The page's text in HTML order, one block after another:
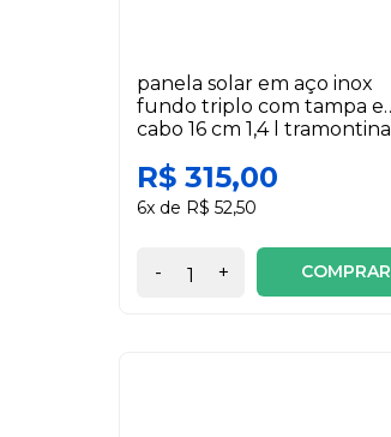
panela solar em aço inox
fundo triplo com tampa e
cabo 16 cm 1,4 l tramontina
R$ 315,00
6x de R$ 52,50
- + COMPRAR